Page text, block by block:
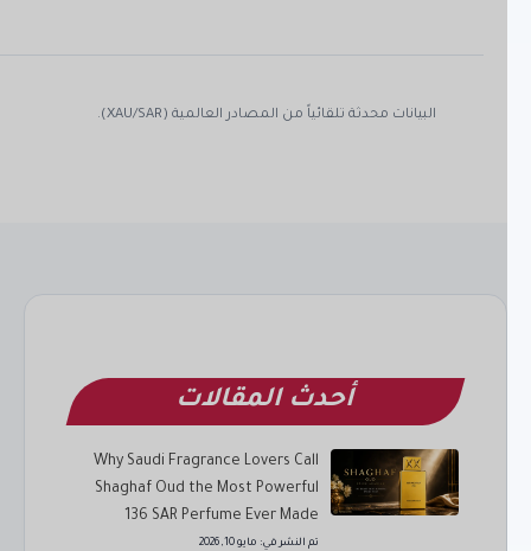
البيانات محدثة تلقائياً من المصادر العالمية (XAU/SAR).
أحدث المقالات
Why Saudi Fragrance Lovers Call
Shaghaf Oud the Most Powerful
136 SAR Perfume Ever Made
تم النشر في:مايو 10, 2026